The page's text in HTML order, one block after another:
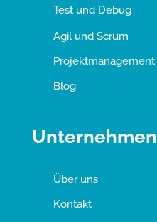
Test und Debug
Agil und Scrum
Projektmanagement
Blog
Unternehmen
Über uns
Kontakt